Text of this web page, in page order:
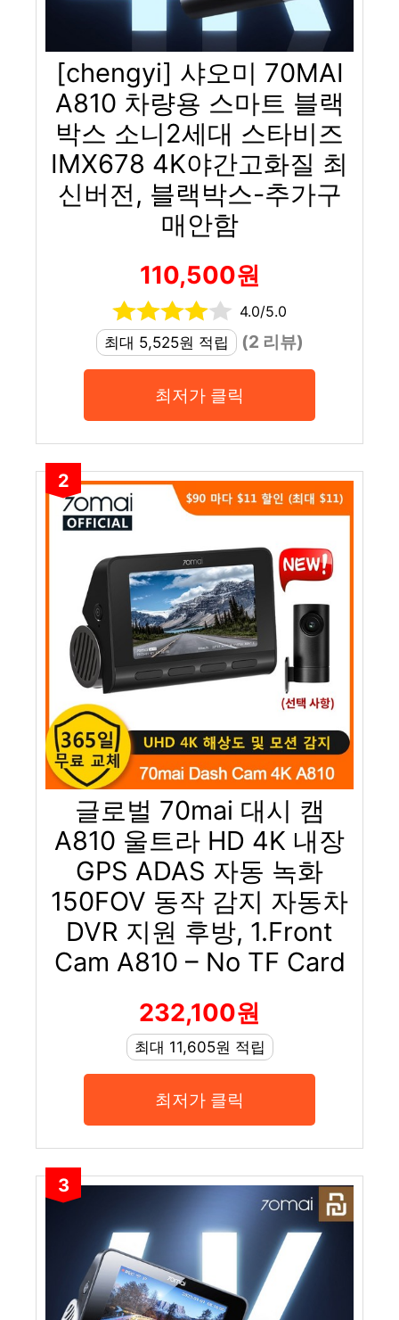
[chengyi] 샤오미 70MAI
A810 차량용 스마트 블랙
박스 소니2세대 스타비즈
IMX678 4K야간고화질 최
신버전, 블랙박스-추가구
매안함
110,500원
4.0/5.0
최대 5,525원 적립
(2 리뷰)
최저가 클릭
2
글로벌 70mai 대시 캠
A810 울트라 HD 4K 내장
GPS ADAS 자동 녹화
150FOV 동작 감지 자동차
DVR 지원 후방, 1.Front
Cam A810 – No TF Card
232,100원
최대 11,605원 적립
최저가 클릭
3